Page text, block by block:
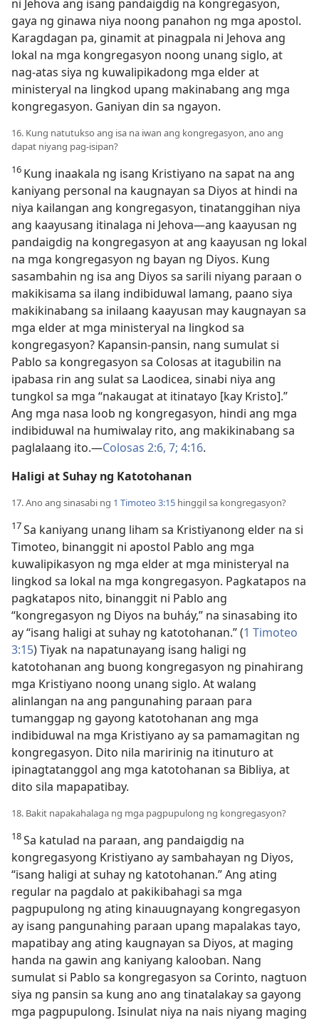
ni Jehova ang isang pandaigdig na kongregasyon,
gaya ng ginawa niya noong panahon ng mga apostol.
Karagdagan pa, ginamit at pinagpala ni Jehova ang
lokal na mga kongregasyon noong unang siglo, at
nag-atas siya ng kuwalipikadong mga elder at
ministeryal na lingkod upang makinabang ang mga
kongregasyon. Ganiyan din sa ngayon.
16. Kung natutukso ang isa na iwan ang kongregasyon, ano ang
dapat niyang pag-isipan?
16 Kung inaakala ng isang Kristiyano na sapat na ang
kaniyang personal na kaugnayan sa Diyos at hindi na
niya kailangan ang kongregasyon, tinatanggihan niya
ang kaayusang itinalaga ni Jehova​—ang kaayusan ng
pandaigdig na kongregasyon at ang kaayusan ng lokal
na mga kongregasyon ng bayan ng Diyos. Kung
sasambahin ng isa ang Diyos sa sarili niyang paraan o
makikisama sa ilang indibiduwal lamang, paano siya
makikinabang sa inilaang kaayusan may kaugnayan sa
mga elder at mga ministeryal na lingkod sa
kongregasyon? Kapansin-pansin, nang sumulat si
Pablo sa kongregasyon sa Colosas at itagubilin na
ipabasa rin ang sulat sa Laodicea, sinabi niya ang
tungkol sa mga “nakaugat at itinatayo [kay Kristo].”
Ang mga nasa loob ng kongregasyon, hindi ang mga
indibiduwal na humiwalay rito, ang makikinabang sa
paglalaang ito.​—Colosas 2:6, 7; 4:16.
Haligi at Suhay ng Katotohanan
17. Ano ang sinasabi ng 1 Timoteo 3:15 hinggil sa kongregasyon?
17Sa kaniyang unang liham sa Kristiyanong elder na si
Timoteo, binanggit ni apostol Pablo ang mga
kuwalipikasyon ng mga elder at mga ministeryal na
lingkod sa lokal na mga kongregasyon. Pagkatapos na
pagkatapos nito, binanggit ni Pablo ang
“kongregasyon ng Diyos na buháy,” na sinasabing ito
ay “isang haligi at suhay ng katotohanan.” (1 Timoteo
3:15) Tiyak na napatunayang isang haligi ng
katotohanan ang buong kongregasyon ng pinahirang
mga Kristiyano noong unang siglo. At walang
alinlangan na ang pangunahing paraan para
tumanggap ng gayong katotohanan ang mga
indibiduwal na mga Kristiyano ay sa pamamagitan ng
kongregasyon. Dito nila maririnig na itinuturo at
ipinagtatanggol ang mga katotohanan sa Bibliya, at
dito sila mapapatibay.
18. Bakit napakahalaga ng mga pagpupulong ng kongregasyon?
18Sa katulad na paraan, ang pandaigdig na
kongregasyong Kristiyano ay sambahayan ng Diyos,
“isang haligi at suhay ng katotohanan.” Ang ating
regular na pagdalo at pakikibahagi sa mga
pagpupulong ng ating kinauugnayang kongregasyon
ay isang pangunahing paraan upang mapalakas tayo,
mapatibay ang ating kaugnayan sa Diyos, at maging
handa na gawin ang kaniyang kalooban. Nang
sumulat si Pablo sa kongregasyon sa Corinto, nagtuon
siya ng pansin sa kung ano ang tinatalakay sa gayong
mga pagpupulong. Isinulat niya na nais niyang maging